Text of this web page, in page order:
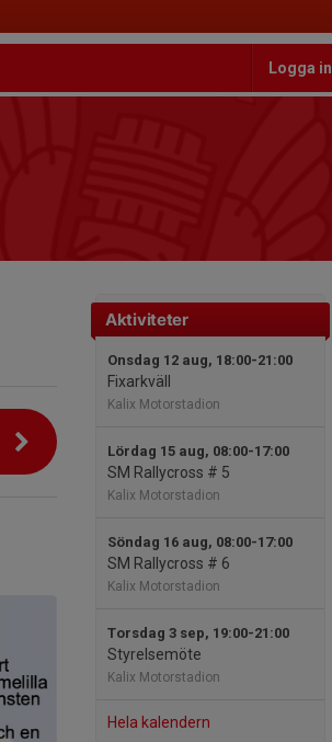
Logga in
Aktiviteter
Onsdag 12 aug, 18:00-21:00
Fixarkväll
Kalix Motorstadion
Lördag 15 aug, 08:00-17:00
SM Rallycross # 5
Kalix Motorstadion
Söndag 16 aug, 08:00-17:00
SM Rallycross # 6
Kalix Motorstadion
Torsdag 3 sep, 19:00-21:00
Styrelsemöte
Kalix Motorstadion
Hela kalendern